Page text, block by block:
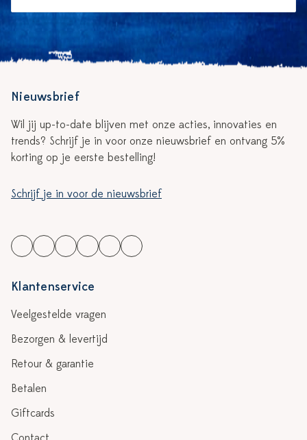
Nieuwsbrief
Wil jij up-to-date blijven met onze acties, innovaties en
trends? Schrijf je in voor onze nieuwsbrief en ontvang 5%
korting op je eerste bestelling!
Schrijf je in voor de nieuwsbrief
Klantenservice
Veelgestelde vragen
Bezorgen & levertijd
Retour & garantie
Betalen
Giftcards